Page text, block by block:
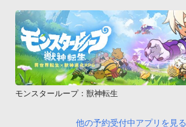
モンスターループ：獣神転生
他の予約受付中アプリを見る